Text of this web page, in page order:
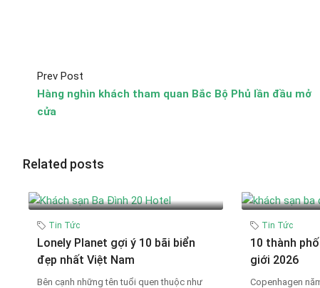
Prev Post
Hàng nghìn khách tham quan Bắc Bộ Phủ lần đầu mở
cửa
Related posts
Tin Tức
Lonely Planet gợi ý 10 bãi biển
đẹp nhất Việt Nam
Bên cạnh những tên tuổi quen thuộc như
Tin Tức
10 thành
giới 2026
Copenhagen